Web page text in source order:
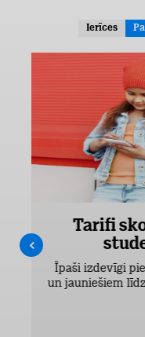
Ierīces
Tarifi
Īpaši izdevīgi
un jauniešiem